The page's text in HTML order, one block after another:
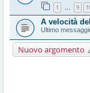
1 … 9
A velocità
Ultimo
Nuovo argomento